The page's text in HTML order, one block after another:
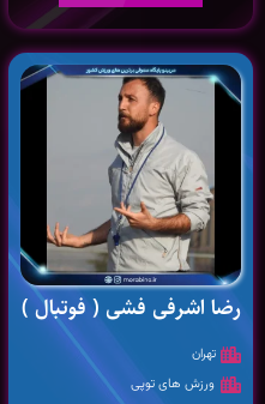
رضا اشرفی فشی ( فوتبال )
تهران
ورزش های توپی